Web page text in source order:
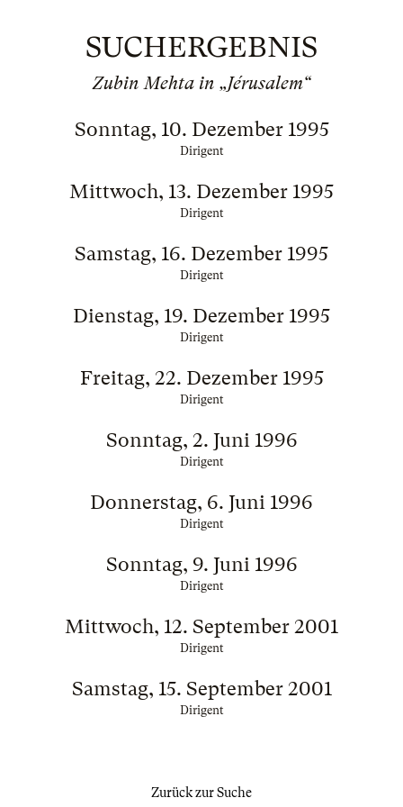
SUCHERGEBNIS
Zubin Mehta in „Jérusalem“
Sonntag, 10. Dezember 1995
Dirigent
Mittwoch, 13. Dezember 1995
Dirigent
Samstag, 16. Dezember 1995
Dirigent
Dienstag, 19. Dezember 1995
Dirigent
Freitag, 22. Dezember 1995
Dirigent
Sonntag, 2. Juni 1996
Dirigent
Donnerstag, 6. Juni 1996
Dirigent
Sonntag, 9. Juni 1996
Dirigent
Mittwoch, 12. September 2001
Dirigent
Samstag, 15. September 2001
Dirigent
Zurück zur Suche